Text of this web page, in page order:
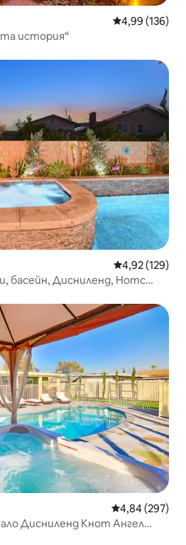
Средна
4,99 (136)
история“
Средна
4,92 (129)
басейн, Дисниленд, Нотс
Средна
4,84 (297)
Дисниленд Кнот Ангел